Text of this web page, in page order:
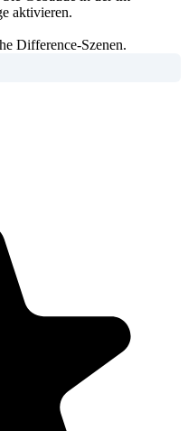
aktivieren.
Difference-Szenen.